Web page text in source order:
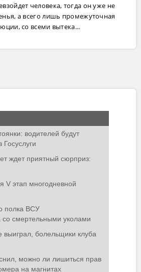
человека, тогда он уже не
а всего лишь промежуточная
со всеми вытека...